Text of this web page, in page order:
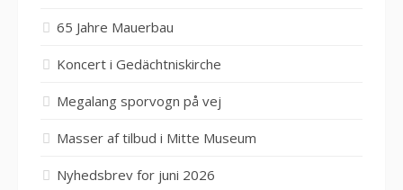
65 Jahre Mauerbau
Koncert i Gedächtniskirche
Megalang sporvogn på vej
Masser af tilbud i Mitte Museum
Nyhedsbrev for juni 2026